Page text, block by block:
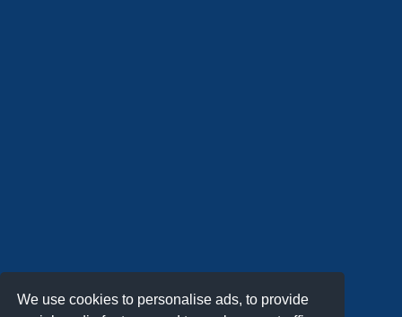
We use cookies to personalise ads, to provide